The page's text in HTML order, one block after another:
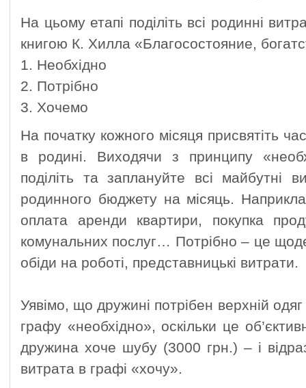
На цьому етапі поділіть всі родинні
книгою К. Хилла «Благосостояние,
1. Необхідно
2. Потрібно
3. Хочемо
На початку кожного місяця присвятіть
в родині. Виходячи з принципу
поділіть та заплануйте всі майбутні
родинного бюджету на місяць.
оплата аренди квартири, покупка
комунальних послуг… Потрібно – це
обіди на роботі, представницькі витрати.
Уявімо, що дружині потрібен верхній
графу «необхідно», оскільки це
дружина хоче шубу (3000 грн.) – і
витрата в графі «хочу».